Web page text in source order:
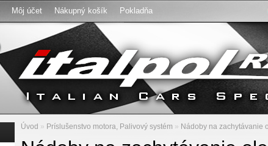
Môj účet Nákupný košík Pokladňa
Úvod » Príslušenstvo motora, Palivový systém » Nádoby na zachytávanie